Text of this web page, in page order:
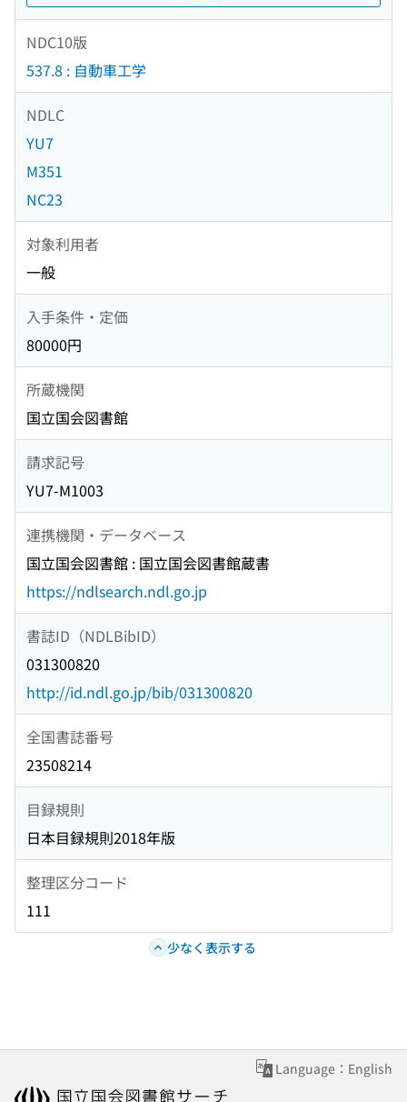
NDC10版
537.8 : 自動車工学
NDLC
YU7
M351
NC23
対象利用者
一般
入手条件・定価
80000円
所蔵機関
国立国会図書館
請求記号
YU7-M1003
連携機関・データベース
国立国会図書館 : 国立国会図書館蔵書
https://ndlsearch.ndl.go.jp
書誌ID（NDLBibID）
031300820
http://id.ndl.go.jp/bib/031300820
全国書誌番号
23508214
目録規則
日本目録規則2018年版
整理区分コード
111
少なく表示する
Language：English